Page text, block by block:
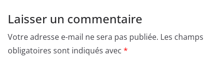
Laisser un commentaire
Votre adresse e-mail ne sera pas publiée. Les champs
obligatoires sont indiqués avec *